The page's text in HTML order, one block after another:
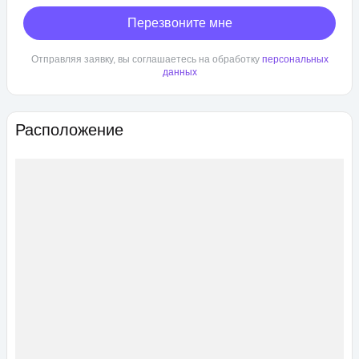
Расположение
Перезвоните мне
Отправляя заявку, вы соглашаетесь на обработку персональных
данных